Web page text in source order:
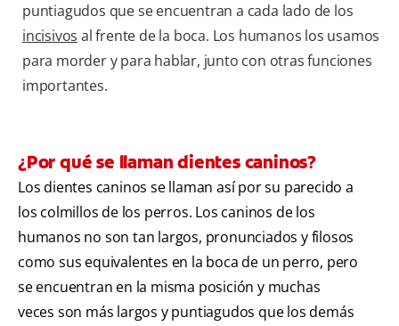
puntiagudos que se encuentran a cada lado de los
incisivos al frente de la boca. Los humanos los usamos
para morder y para hablar, junto con otras funciones
importantes.
¿Por qué se llaman dientes caninos?
Los dientes caninos se llaman así por su parecido a
los colmillos de los perros. Los caninos de los
humanos no son tan largos, pronunciados y filosos
como sus equivalentes en la boca de un perro, pero
se encuentran en la misma posición y muchas
veces son más largos y puntiagudos que los demás